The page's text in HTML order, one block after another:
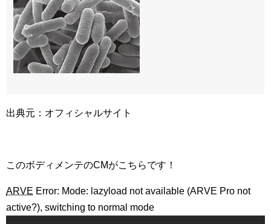
出典元：オフィシャルサイト
このボディメンテのCMがこちらです！
ARVE Error: Mode: lazyload not available (ARVE Pro not
active?), switching to normal mode